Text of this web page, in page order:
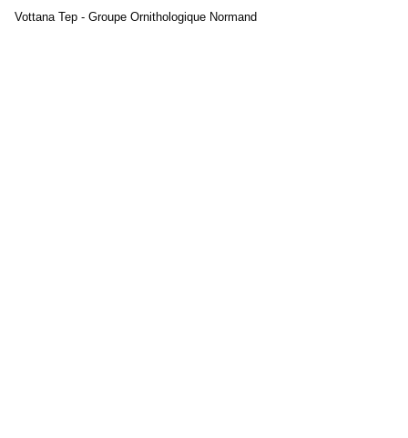
Vottana Tep - Groupe Ornithologique Normand